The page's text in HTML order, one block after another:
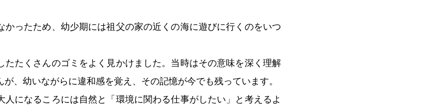
かったため、幼少期には祖父の家の近くの海に遊びに行くのをいつ
たたくさんのゴミをよく見かけました。当時はその意味を深く理解
が、幼いながらに違和感を覚え、その記憶が今でも残っています。
人になるころには自然と「環境に関わる仕事がしたい」と考えるよ